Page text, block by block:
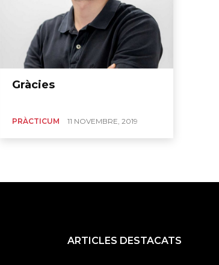
Gràcies
PRÀCTICUM 11 NOVEMBRE, 2019
ARTICLES DESTACATS